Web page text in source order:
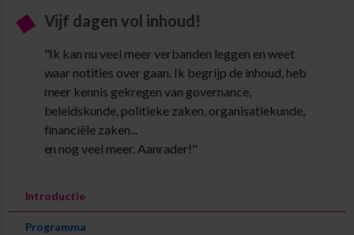
Vijf dagen vol inhoud!
"Ik kan nu veel meer verbanden leggen en weet
waar notities over gaan. Ik begrijp de inhoud, heb
meer kennis gekregen van governance,
beleidskunde, politieke zaken, organisatiekunde,
financiële zaken...
en nog veel meer. Aanrader!"
Introductie
Programma